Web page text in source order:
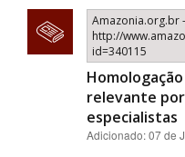
Amazonia.org.br -
http://
id=340115
relevante
especialistas
Adicionado: 07 de